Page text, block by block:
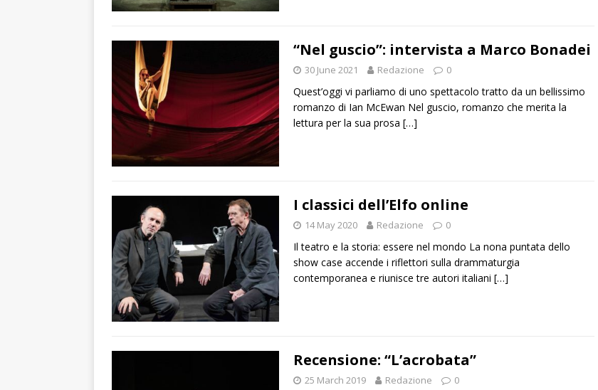
“Nel guscio”: intervista a Marco Bonadei
30 June 2021 Redazione 0
Quest’oggi vi parliamo di uno spettacolo tratto da un bellissimo
romanzo di Ian McEwan Nel guscio, romanzo che merita la
lettura per la sua prosa […]
I classici dell’Elfo online
14 May 2020 Redazione 0
Il teatro e la storia: essere nel mondo La nona puntata dello
show case accende i riflettori sulla drammaturgia
contemporanea e riunisce tre autori italiani […]
Recensione: “L’acrobata”
25 March 2019 Redazione 0